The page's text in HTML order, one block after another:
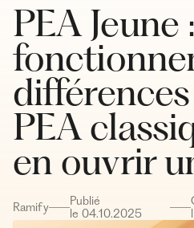
PEA
PEA
en ouvrir
Ramify
Publié
le04.10.2025